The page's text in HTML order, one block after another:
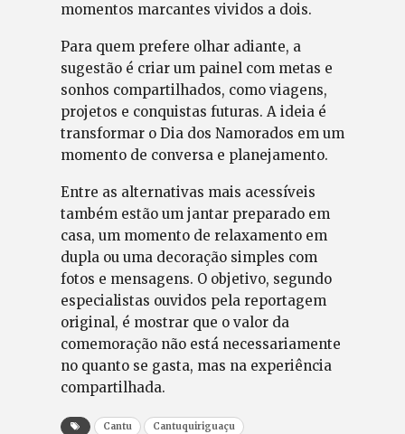
momentos marcantes vividos a dois.
Para quem prefere olhar adiante, a
sugestão é criar um painel com metas e
sonhos compartilhados, como viagens,
projetos e conquistas futuras. A ideia é
transformar o Dia dos Namorados em um
momento de conversa e planejamento.
Entre as alternativas mais acessíveis
também estão um jantar preparado em
casa, um momento de relaxamento em
dupla ou uma decoração simples com
fotos e mensagens. O objetivo, segundo
especialistas ouvidos pela reportagem
original, é mostrar que o valor da
comemoração não está necessariamente
no quanto se gasta, mas na experiência
compartilhada.
Cantu
Cantuquiriguaçu